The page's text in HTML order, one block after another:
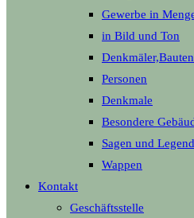
Gewerbe in
in Bild und Ton
Personen
Denkmale
Besondere
Sagen und
Wappen
Kontakt
Geschäftsstelle